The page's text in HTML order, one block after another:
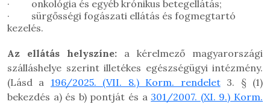
· onkológia és egyéb krónikus betegellátás;
· sürgősségi fogászati ellátás és fogmegtartó
kezelés.
Az ellátás helyszíne: a kérelmező magyarországi
szálláshelye szerint illetékes egészségügyi intézmény.
(Lásd a 196/2025. (VII. 8.) Korm. rendelet3. § (1)
bekezdés a) és b) pontját és a 301/2007. (XI. 9.) Korm.